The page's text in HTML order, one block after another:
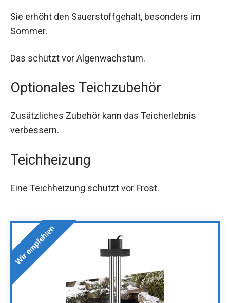
Sie erhöht den Sauerstoffgehalt, besonders im
Sommer.
Das schützt vor Algenwachstum.
Optionales Teichzubehör
Zusätzliches Zubehör kann das Teicherlebnis
verbessern.
Teichheizung
Eine Teichheizung schützt vor Frost.
Wir empfehlen